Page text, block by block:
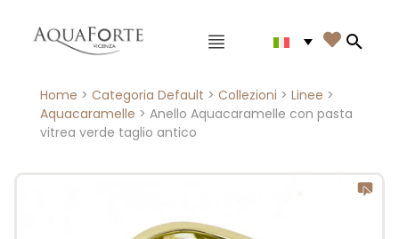
Menù principale 
Home > Categoria Default > Collezioni > Linee >
Aquacaramelle > Anello Aquacaramelle con pasta
vitrea verde taglio antico